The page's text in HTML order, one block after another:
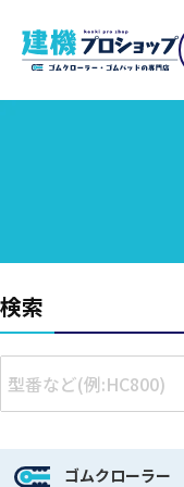
検索
ゴムクローラー